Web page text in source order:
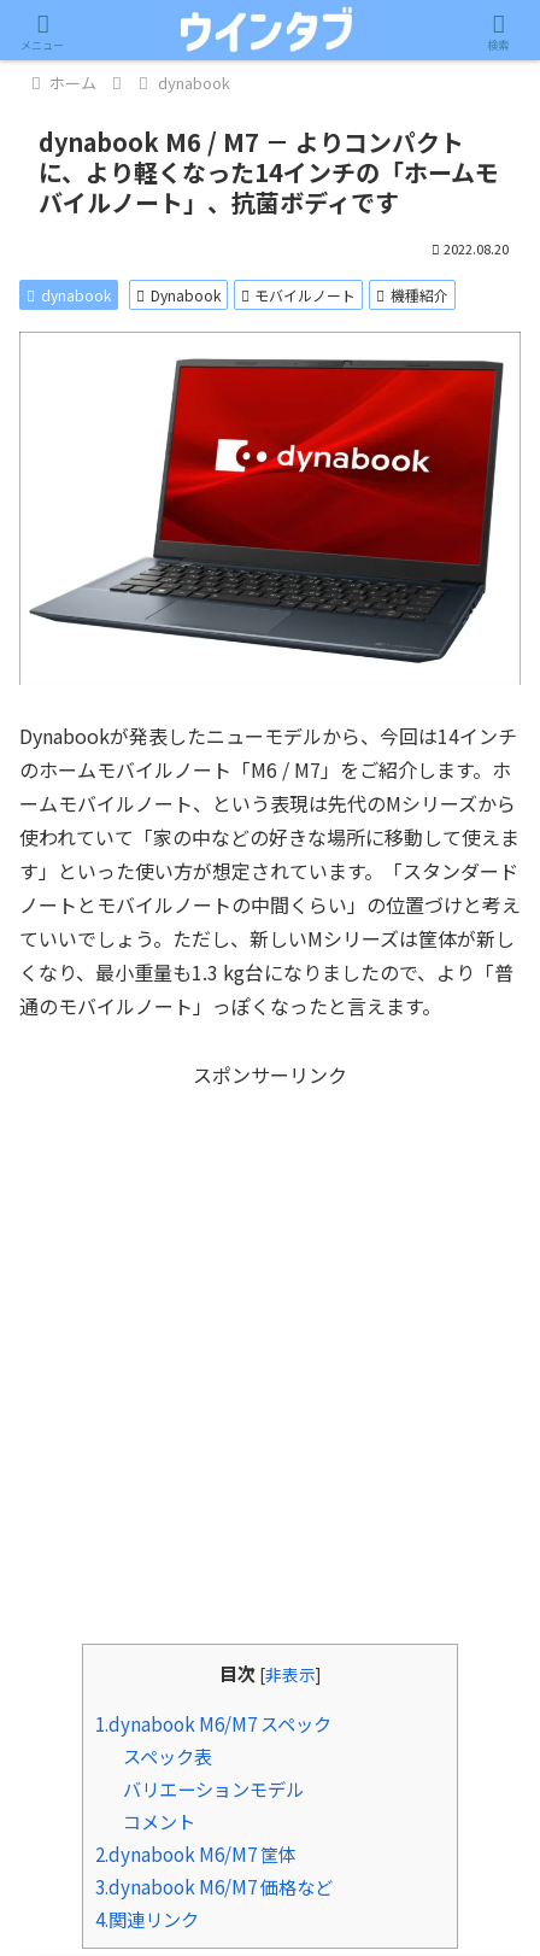
記事内に広告が含まれています。
ホーム dynabook
dynabook M6 / M7 － よりコンパクト
に、より軽くなった14インチの「ホームモ
バイルノート」、抗菌ボディです
2022.08.20
dynabook Dynabook モバイルノート 機種紹介
Dynabookが発表したニューモデルから、今回は14インチ
のホームモバイルノート「M6 / M7」をご紹介します。ホ
ームモバイルノート、という表現は先代のMシリーズから
使われていて「家の中などの好きな場所に移動して使えま
す」といった使い方が想定されています。「スタンダード
ノートとモバイルノートの中間くらい」の位置づけと考え
ていいでしょう。ただし、新しいMシリーズは筐体が新し
くなり、最小重量も1.3 kg台になりましたので、より「普
通のモバイルノート」っぽくなったと言えます。
スポンサーリンク
目次 [非表示]
1.dynabook M6/M7 スペック
スペック表
バリエーションモデル
コメント
2.dynabook M6/M7 筐体
3.dynabook M6/M7 価格など
4.関連リンク
メニュー 検索